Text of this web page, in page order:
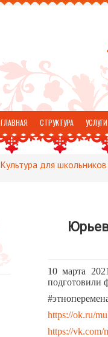
ГЛАВНАЯ СТРУКТУРА УСЛУГИ
ОТЗЫВЫ
Культура для школьников
10 марта
подготовили
https://ok.ru/
https://vk.com/